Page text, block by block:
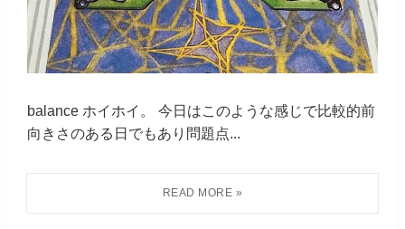
balance ホイホイ。 今日はこのような感じで比較的前
向きさのある日でもあり問題点...